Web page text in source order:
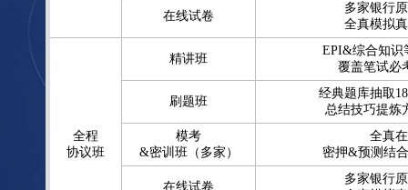
在线试卷
多家银行
全真模拟
全程
协议班
精讲班
EPI&综合知识
覆盖笔试必
刷题班
经典题库抽取
总结技巧提炼
模考
&密训班（多家）
全真
密押&预测结
在线试卷
多家银行